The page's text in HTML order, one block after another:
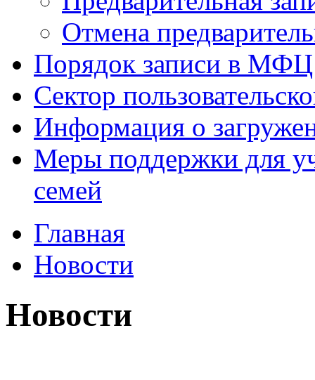
Отмена
Порядок записи в МФЦ
Сектор
Информация о
Меры поддержки для
семей
Главная
Новости
Новости